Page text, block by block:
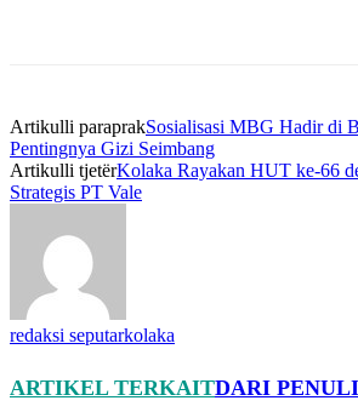
Artikulli paraprakSosialisasi MBG Hadir di
Pentingnya Gizi Seimbang
Artikulli tjetërKolaka Rayakan HUT ke-66
Strategis PT Vale
redaksi seputarkolaka
ARTIKEL TERKAITDARI